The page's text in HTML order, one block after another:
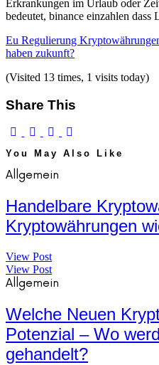
Erkrankungen im Urlaub oder
bedeutet, binance einzahlen
Eu Regulierung
haben zukunft?
(Visited 13 times, 1 visits today)
Share This
You May Also Like
Allgemein
Handelbare
Kryptowährungen
View Post
View Post
Allgemein
Welche Neuen
Potenzial – Wo
gehandelt?